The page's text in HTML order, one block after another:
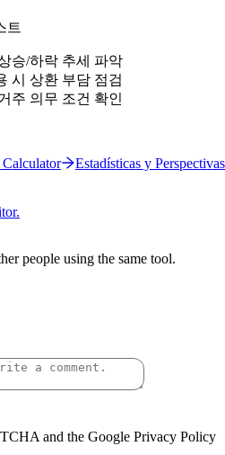
트
승/하락 추세 파악
시 상환 부담 점검
주 의무 조건 확인
Estadísticas y Perspectivas
people using the same tool.
and the Google Privacy Policy